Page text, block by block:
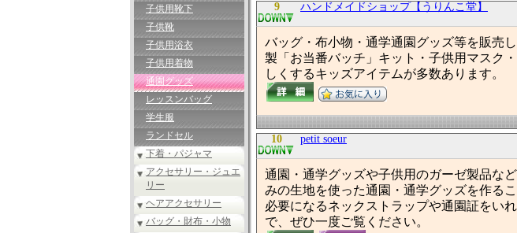
子供用靴下
子供靴
子供用浴衣
子供用着物
通園グッズ
レッスンバッグ
学生服
ランドセル
下着・パジャマ
アクセサリー・ジュエ
リー
ヘアアクセサリー
バッグ・財布・小物
9 ハンドメイドショップ【うりんこ堂】
バッグ・布小物・通学通園グッズ等を販売
製「お当番バッチ」キット・子供用マスク
しくするキッズアイテムが多数あります。
10 petit soeur
通園・通学グッズや子供用のガーゼ製品な
みの生地を使った通園・通学グッズを作る
必要になるネックストラップや通園証をい
で、ぜひ一度ご覧ください。